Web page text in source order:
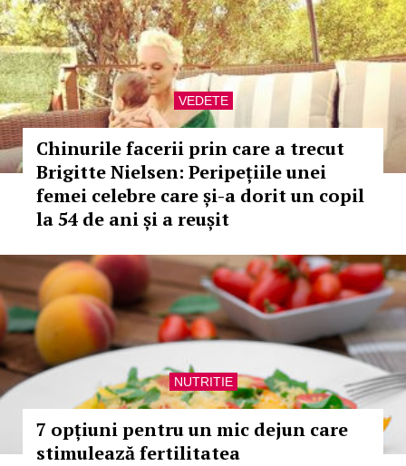
VEDETE
Chinurile facerii prin care a trecut
Brigitte Nielsen: Peripețiile unei
femei celebre care și-a dorit un copil
la 54 de ani și a reușit
NUTRITIE
7 opțiuni pentru un mic dejun care
stimulează fertilitatea